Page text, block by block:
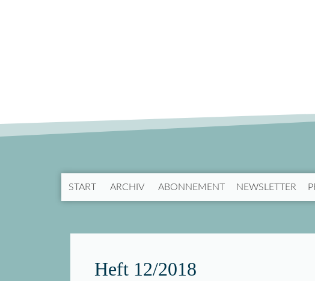
START ARCHIV ABONNEMENT NEWSLETTER
Heft 12/2018